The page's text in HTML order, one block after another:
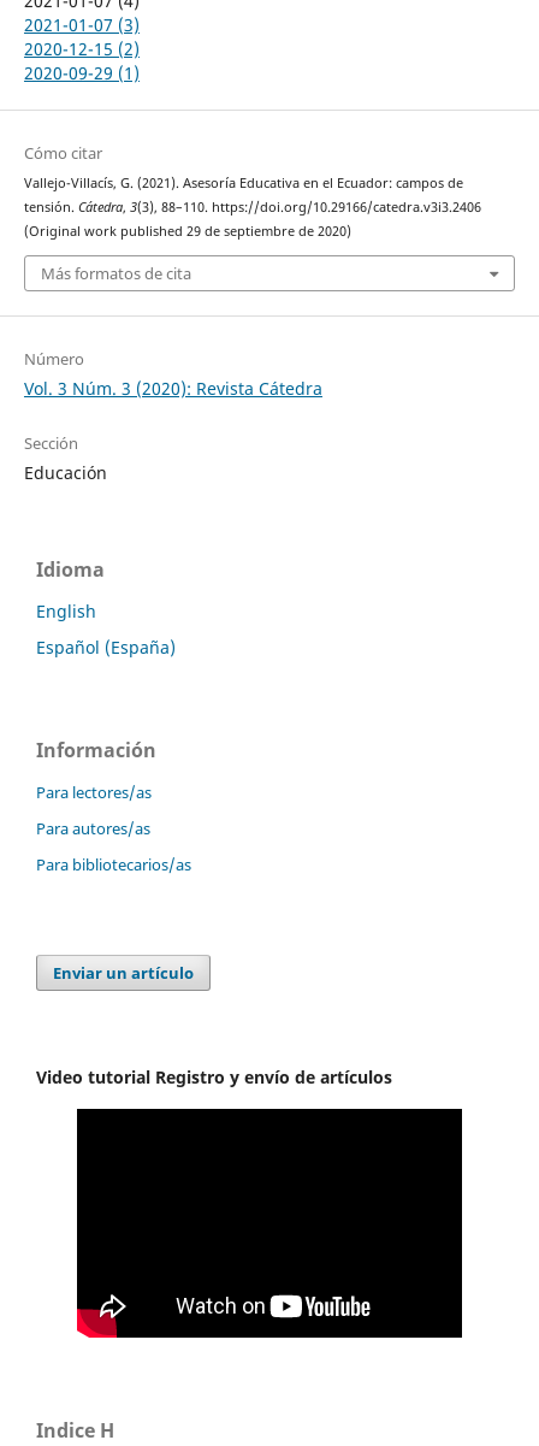
2021-01-07 (3)
2020-12-15 (2)
2020-09-29 (1)
Cómo citar
Vallejo-Villacís, G. (2021). Asesoría Educativa en el Ecuador: campos de
tensión. Cátedra, 3(3), 88–110. https://doi.org/10.29166/catedra.v3i3.2406
(Original work published 29 de septiembre de 2020)
Más formatos de cita
Número
Vol. 3 Núm. 3 (2020): Revista Cátedra
Sección
Educación
Idioma
English
Español (España)
Información
Para lectores/as
Para autores/as
Para bibliotecarios/as
Enviar un artículo
Video tutorial Registro y envío de artículos
Indice H